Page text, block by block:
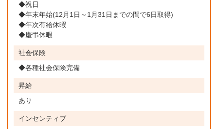
◆祝日
◆年末年始(12月1日～1月31日までの間で6日取得)
◆年次有給休暇
◆慶弔休暇
社会保険
◆各種社会保険完備
昇給
あり
インセンティブ